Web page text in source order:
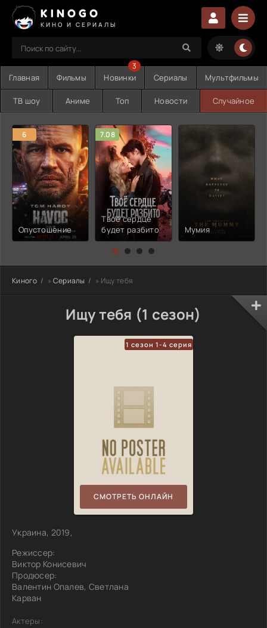
KINOGO
КИНО И СЕРИАЛЫ
Главная Фильмы Новинки
3
Сериалы Мультфильмы
ТВ шоу Аниме Топ Новости Случайное
6
Опустошение
7.08
Твоё сердце
будет разбито
Мумия
Киного » Сериалы » Ищу тебя
Ищу тебя (1 сезон)
1 сезон 1-4 серия
СМОТРЕТЬ ОНЛАЙН
Украина, 2019,
Режиссер:
Виктор Конисевич
Продюсер:
Валентин Опалев, Светлана
Карван
Актеры: